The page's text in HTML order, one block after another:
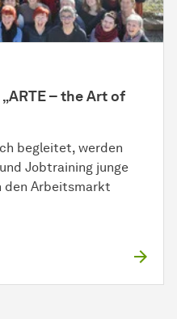
– the Art of
begleitet, werden
Jobtraining junge
den Arbeitsmarkt